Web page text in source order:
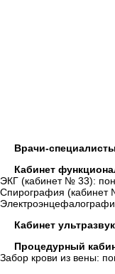
Врачи-
Кабинет
ЭКГ (кабинет № 33):
Спирография (кабинет
Кабинет
Процедурный
Забор крови из вены: